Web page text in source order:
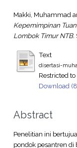
Makki, Muhammad
Kepemimpinan
Lombok Timur NTB.
Text
disertasi-
Restricted
Download
Abstract
Penelitian ini
pondok pesantren